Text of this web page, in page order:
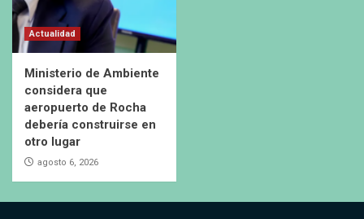
Actualidad
Ministerio de Ambiente
considera que
aeropuerto de Rocha
debería construirse en
otro lugar
agosto 6, 2026